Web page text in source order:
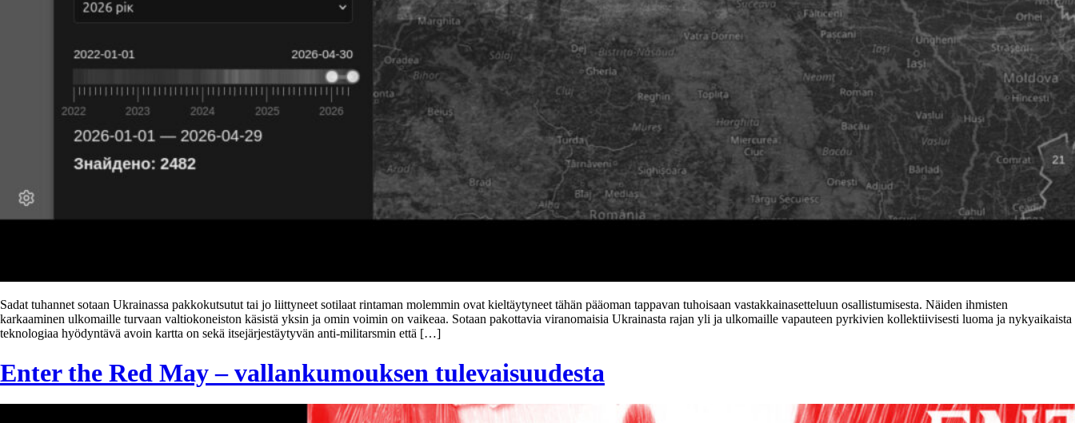
Sadat tuhannet sotaan Ukrainassa pakkokutsutut tai jo liittyneet sotilaat rintaman molemmin ovat kieltäytyneet tähän pääoman tappavan tuhoisaan vastakkainasetteluun osallistumisesta. Näiden ihmisten
karkaaminen ulkomaille turvaan valtiokoneiston käsistä yksin ja omin voimin on vaikeaa. Sotaan pakottavia viranomaisia Ukrainasta rajan yli ja ulkomaille vapauteen pyrkivien kollektiivisesti luoma ja nykyaikaista
teknologiaa hyödyntävä avoin kartta on sekä itsejärjestäytyvän anti-militarsmin että […]
Enter the Red May – vallankumouksen tulevaisuudesta